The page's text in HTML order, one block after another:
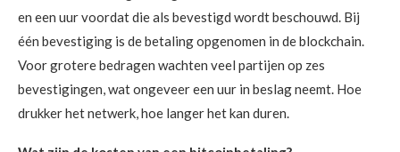
en een uur voordat die als bevestigd wordt beschouwd. Bij
één bevestiging is de betaling opgenomen in de blockchain.
Voor grotere bedragen wachten veel partijen op zes
bevestigingen, wat ongeveer een uur in beslag neemt. Hoe
drukker het netwerk, hoe langer het kan duren.